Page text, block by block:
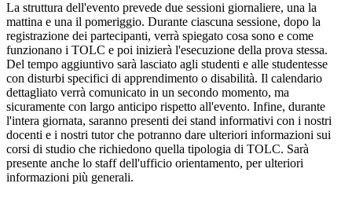
La struttura dell'evento prevede due sessioni giornaliere, una la
mattina e una il pomeriggio. Durante ciascuna sessione, dopo la
registrazione dei partecipanti, verrà spiegato cosa sono e come
funzionano i TOLC e poi inizierà l'esecuzione della prova stessa.
Del tempo aggiuntivo sarà lasciato agli studenti e alle studentesse
con disturbi specifici di apprendimento o disabilità. Il calendario
dettagliato verrà comunicato in un secondo momento, ma
sicuramente con largo anticipo rispetto all'evento. Infine, durante
l'intera giornata, saranno presenti dei stand informativi con i nostri
docenti e i nostri tutor che potranno dare ulteriori informazioni sui
corsi di studio che richiedono quella tipologia di TOLC. Sarà
presente anche lo staff dell'ufficio orientamento, per ulteriori
informazioni più generali.